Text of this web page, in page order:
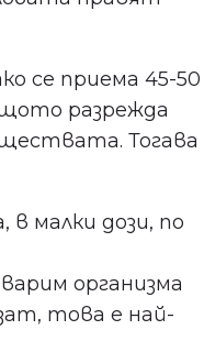
се приема 45-50
разрежда
Тогава
в малки дози, по
организма
това е най-